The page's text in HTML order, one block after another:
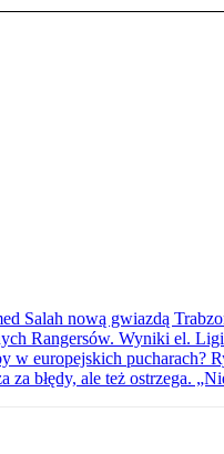
Salah nową gwiazdą
Rangersów. Wyniki el.
w europejskich pucharach?
za błędy, ale też ostrzega.